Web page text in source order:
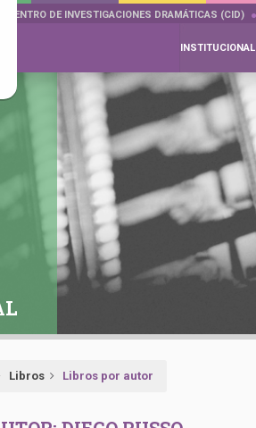
CENTRO DE INVESTIGACIONES DRAMÁTICAS (CID)
INSTITUCIONAL
Libros Libros por autor